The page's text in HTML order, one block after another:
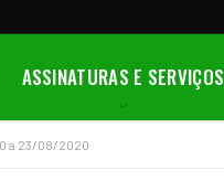
ASSINATURAS E SERVIÇOS
a 23/08/2020